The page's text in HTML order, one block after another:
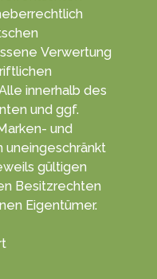
Verwertung
innerhalb des
und ggf.
unein­geschränkt
Besitz­rechten
Eigen­tümer.